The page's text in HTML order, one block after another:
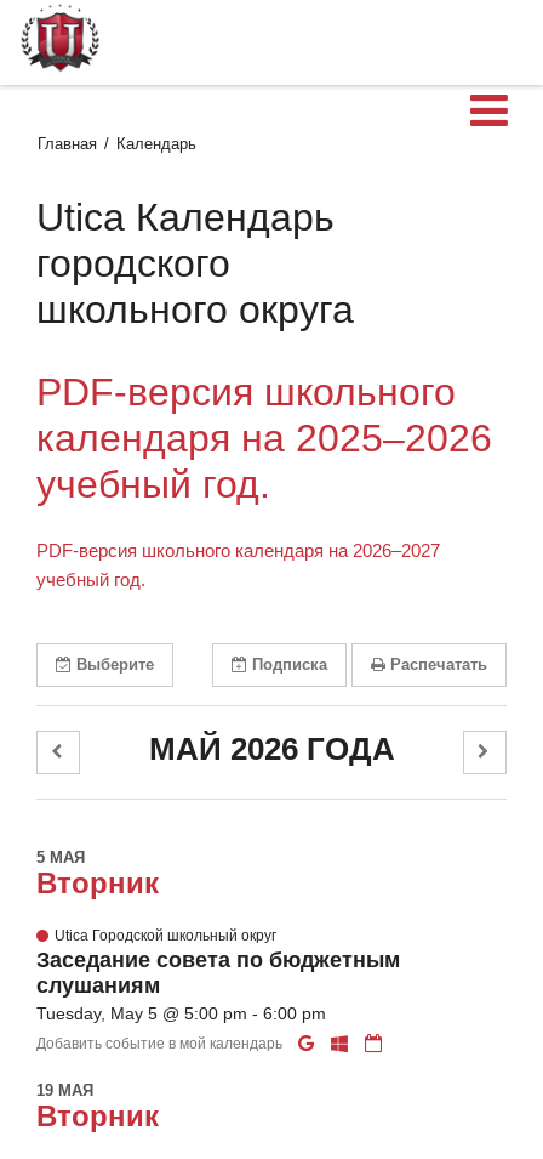
Главная Календарь
Utica Календарь
городского
школьного округа
PDF-версия школьного
календаря на 2025–2026
учебный год.
PDF-версия школьного календаря на 2026–2027
учебный год.
Выберите Подписка Распечатать
МАЙ 2026 ГОДА
5 МАЯ
Вторник
Utica Городской школьный округ
Заседание совета по бюджетным
слушаниям
Tuesday, May 5 @ 5:00 pm - 6:00 pm
Добавить событие в мой календарь
19 МАЯ
Вторник